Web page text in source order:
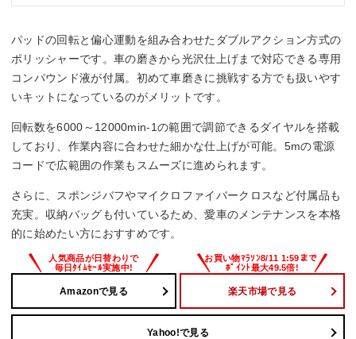
パッドの回転と偏心運動を組み合わせたダブルアクション方式の
ポリッシャーです。車の磨きから光沢仕上げまで対応できる専用
コンパウンド液が付属。初めて車磨きに挑戦する方でも扱いやす
いキットになっているのがメリットです。
回転数を6000～12000min-1の範囲で調節できるダイヤルを搭載
しており、作業内容に合わせた細かな仕上げが可能。5mの電源
コードで広範囲の作業もスムーズに進められます。
さらに、スポンジバフやマイクロファイバークロスなど付属品も
充実。収納バッグも付いているため、愛車のメンテナンスを本格
的に始めたい方におすすめです。
Amazonで見る 楽天市場で見る
Yahoo!で見る